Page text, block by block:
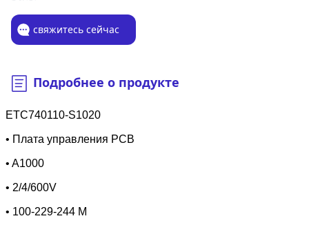
свяжитесь сейчас
Подробнее о продукте
ETC740110-S1020
• Плата управления PCB
• A1000
• 2/4/600V
• 100-229-244 M